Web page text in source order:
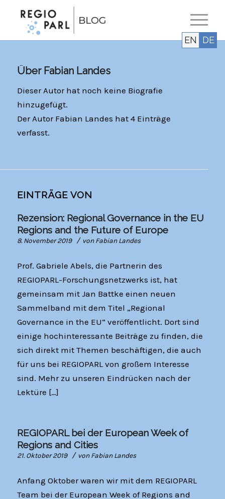
Über Fabian Landes
Dieser Autor hat noch keine Biografie
hinzugefügt.
Der Autor Fabian Landes hat 4 Einträge
verfasst.
EINTRÄGE VON
Rezension: Regional Governance in the EU
Regions and the Future of Europe
8. November 2019 / vonFabian Landes
Prof. Gabriele Abels, die Partnerin des
REGIOPARL-Forschungsnetzwerks ist, hat
gemeinsam mit Jan Battke einen neuen
Sammelband mit dem Titel „Regional
Governance in the EU“ veröffentlicht. Dort sind
einige hochinteressante Beiträge zu finden, die
sich direkt mit Themen beschäftigen, die auch
für uns bei REGIOPARL von großem Interesse
sind. Mehr zu unseren Eindrücken nach der
Lektüre […]
REGIOPARL bei der European Week of
Regions and Cities
21. Oktober 2019 / vonFabian Landes
Anfang Oktober waren wir mit dem REGIOPARL
Team bei der European Week of Regions and
EN DE